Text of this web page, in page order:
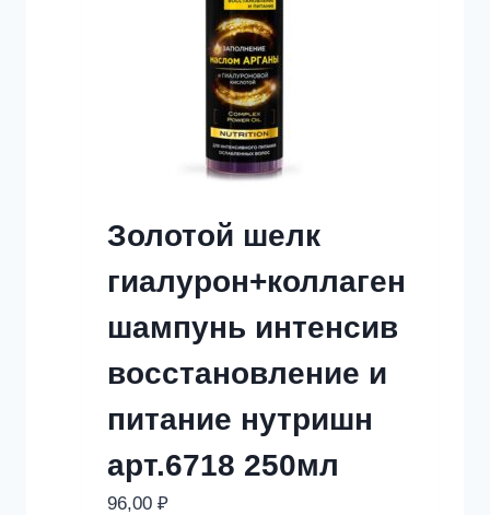
Золотой шелк
гиалурон+коллаген
шампунь интенсив
восстановление и
питание нутришн
арт.6718 250мл
96,00 ₽